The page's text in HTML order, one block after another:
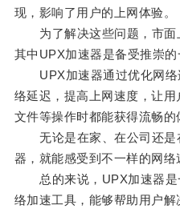
现，影响了用户的上网体验。
为了解决这些问题，市面
其中UPX加速器是备受推崇的
UPX加速器通过优化网络
络延迟，提高上网速度，让
文件等操作时都能获得流畅的
无论是在家、在公司还是
器，就能感受到不一样的网络
总的来说，UPX加速器是
络加速工具，能够帮助用户